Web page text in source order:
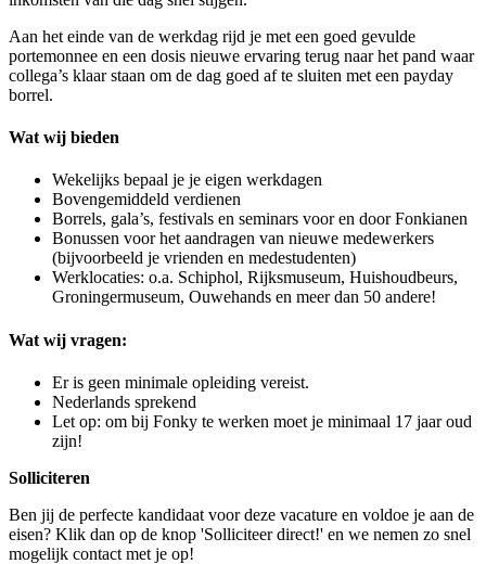
Aan het einde van de werkdag rijd je met een goed gevulde
portemonnee en een dosis nieuwe ervaring terug naar het pand waar
collega’s klaar staan om de dag goed af te sluiten met een payday
borrel.
Wat wij bieden
Wekelijks bepaal je je eigen werkdagen
Bovengemiddeld verdienen
Borrels, gala’s, festivals en seminars voor en door Fonkianen
Bonussen voor het aandragen van nieuwe medewerkers
(bijvoorbeeld je vrienden en medestudenten)
Werklocaties: o.a. Schiphol, Rijksmuseum, Huishoudbeurs,
Groningermuseum, Ouwehands en meer dan 50 andere!
Wat wij vragen:
Er is geen minimale opleiding vereist.
Nederlands sprekend
Let op: om bij Fonky te werken moet je minimaal 17 jaar oud
zijn!
Solliciteren
Ben jij de perfecte kandidaat voor deze vacature en voldoe je aan de
eisen? Klik dan op de knop 'Solliciteer direct!' en we nemen zo snel
mogelijk contact met je op!